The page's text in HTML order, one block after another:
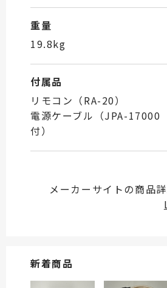
重量
19.8kg
付属品
リモコン（RA-20）
電源ケーブル（JPA-17000
付）
メーカーサイトの商品
新着商品